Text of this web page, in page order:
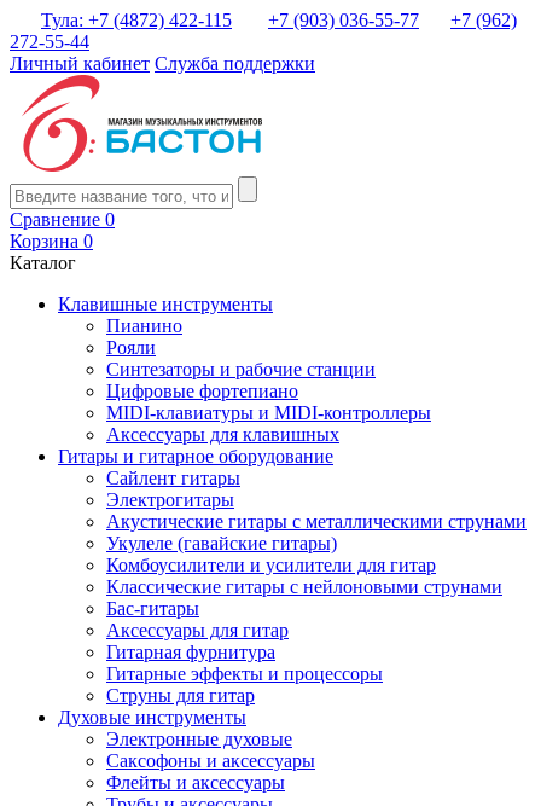
Тула: +7 (4872) 422-115 +7 (903) 036-55-77
+7 (962)
272-55-44
Личный кабинет Служба поддержки
Сравнение 0
Корзина 0
Каталог
Клавишные инструменты
Пианино
Рояли
Синтезаторы и рабочие станции
Цифровые фортепиано
MIDI-клавиатуры и MIDI-контроллеры
Аксессуары для клавишных
Гитары и гитарное оборудование
Сайлент гитары
Электрогитары
Акустические гитары с металлическими струнами
Укулеле (гавайские гитары)
Комбоусилители и усилители для гитар
Классические гитары с нейлоновыми струнами
Бас-гитары
Аксессуары для гитар
Гитарная фурнитура
Гитарные эффекты и процессоры
Струны для гитар
Духовые инструменты
Электронные духовые
Саксофоны и аксессуары
Флейты и аксессуары